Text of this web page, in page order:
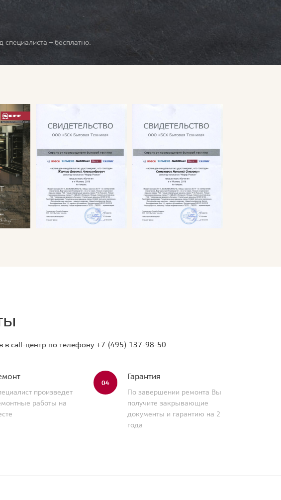
специалиста — бесплатно.
в call-центр по телефону +7 (495) 137-98-50
произведет
работы на
04
Гарантия
По завершении ремонта Вы
получите закрывающие
документы и гарантию на 2
года